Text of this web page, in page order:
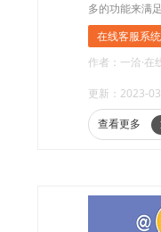
多的功能来满
化机器人服务
的不断前进。
在线客服系
作者：一洽·在
更新：2023-
查看更多